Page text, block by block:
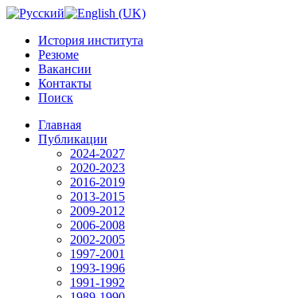
История института
Резюме
Вакансии
Контакты
Поиск
Главная
Публикации
2024-2027
2020-2023
2016-2019
2013-2015
2009-2012
2006-2008
2002-2005
1997-2001
1993-1996
1991-1992